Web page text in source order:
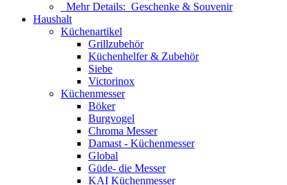
Mehr Details: Geschenke & Souvenir
Haushalt
Küchenartikel
Grillzubehör
Küchenhelfer & Zubehör
Siebe
Victorinox
Küchenmesser
Böker
Burgvogel
Chroma Messer
Damast - Küchenmesser
Global
Güde- die Messer
KAI Küchenmesser